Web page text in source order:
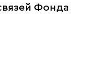
Фонда